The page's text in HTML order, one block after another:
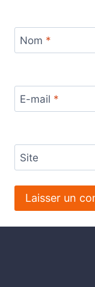
Nom *
E-mail *
Site